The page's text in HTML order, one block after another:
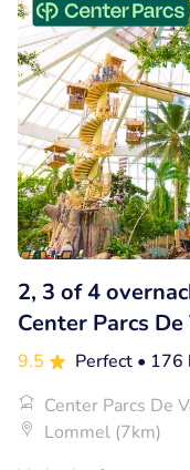
2, 3 of 4
Center Parcs
9.5 Perfect • 176
Center Parcs De
Lommel (7km)